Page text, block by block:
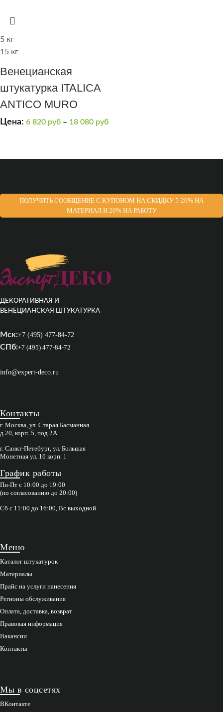
5 кг
15 кг
Венецианская
штукатурка ITALICA
ANTICO MURO
Цена: 6 820 руб – 18 080 руб
ПОЛУЧИТЬ СООБЩЕНИЕ С КУПОНОМ НА СКИДКУ 5-20% НА
МАТЕРИАЛ И 20% НА РАБОТУ
ДЕКОРАТИВНАЯ И
ВЕНЕЦИАНСКАЯ ШТУКАТУРКА
Мск:+7 (495) 477-84-72
СПб:+7 (495) 477-84-72
info@expert-deco.ru
Контакты
г. Москва, ул. Старая Басманная
д.20, корп. 5, под 2А
г. Санкт-Петебург, ул. Большая
Монетная ул. 16 корп. 1
График работы
Пн-Пт с 10:00 до 19:00
(по согласованию до 20:00)
Сб с 11:00 до 16:00, Вс выходной
Меню
Каталог штукатурок
Материалы
Прайс на услуги нанесения
Регионы обслуживания
Оплата, доставка, возврат
Правовая информация
Вакансии
Контакты
Мы в соцсетях
ВКонтакте